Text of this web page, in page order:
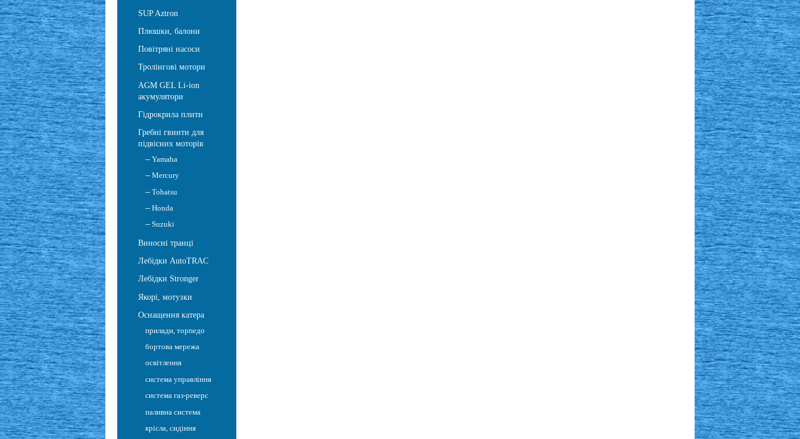
SUP Aztron
Плюшки, балони
Повітряні насоси
Тролінгові мотори
AGM GEL Li-ion
акумулятори
Гідрокрила плити
Гребні гвинти для
підвісних моторів
-- Yamaha
-- Mercury
-- Tohatsu
-- Honda
-- Suzuki
Виносні транці
Лебідки AutoTRAC
Лебідки Stronger
Якорі, мотузки
Оснащення катера
прилади, торпедо
бортова мережа
освітлення
система управління
система газ-реверс
паливна система
крісла, сидіння